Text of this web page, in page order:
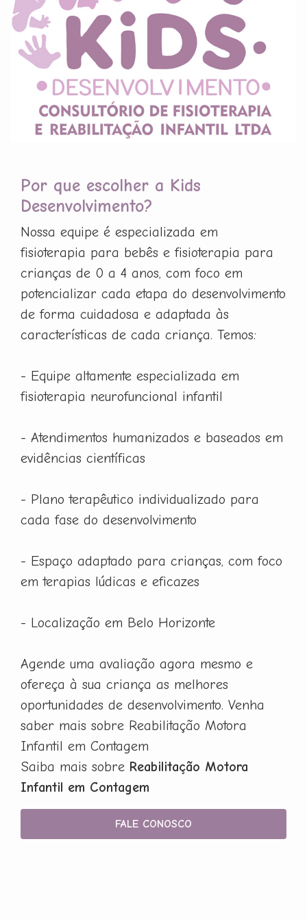
Por que escolher a Kids
Desenvolvimento?
Nossa equipe é especializada em
fisioterapia para bebês e fisioterapia para
crianças de 0 a 4 anos, com foco em
potencializar cada etapa do desenvolvimento
de forma cuidadosa e adaptada às
características de cada criança. Temos:
- Equipe altamente especializada em
fisioterapia neurofuncional infantil
- Atendimentos humanizados e baseados em
evidências científicas
- Plano terapêutico individualizado para
cada fase do desenvolvimento
- Espaço adaptado para crianças, com foco
em terapias lúdicas e eficazes
- Localização em Belo Horizonte
Agende uma avaliação agora mesmo e
ofereça à sua criança as melhores
oportunidades de desenvolvimento. Venha
saber mais sobre Reabilitação Motora
Infantil em Contagem
Saiba mais sobre Reabilitação Motora
Infantil em Contagem
FALE CONOSCO